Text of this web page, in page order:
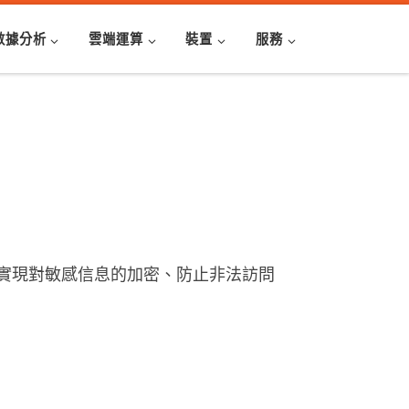
據分析 雲端運算 裝置 服務
現對敏感信息的加密、防止非法訪問